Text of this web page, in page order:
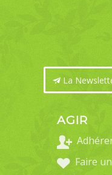
La
AGIR
Faire